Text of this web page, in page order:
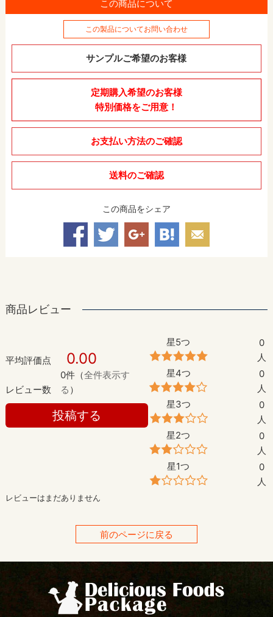
この商品について
この製品についてお問い合わせ
サンプルご希望のお客様
定期購入希望のお客様
特別価格をご用意！
お支払い方法のご確認
送料のご確認
この商品をシェア
商品レビュー
平均評価点 0.00
レビュー数
0件（全件表示す
る ）
投稿する
星5つ
0
人
星4つ
0
人
星3つ
0
人
星2つ
0
人
星1つ
0
人
レビューはまだありません
前のページに戻る